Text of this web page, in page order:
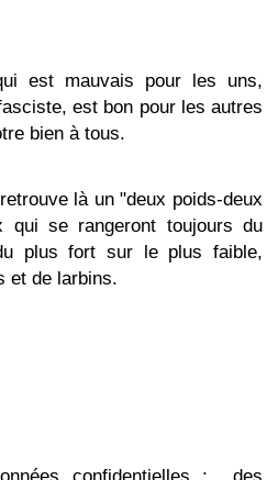
est mauvais pour les uns,
est bon pour les autres
bien à tous.
là un "deux poids-deux
qui se rangeront toujours du
plus fort sur le plus faible,
et de larbins.